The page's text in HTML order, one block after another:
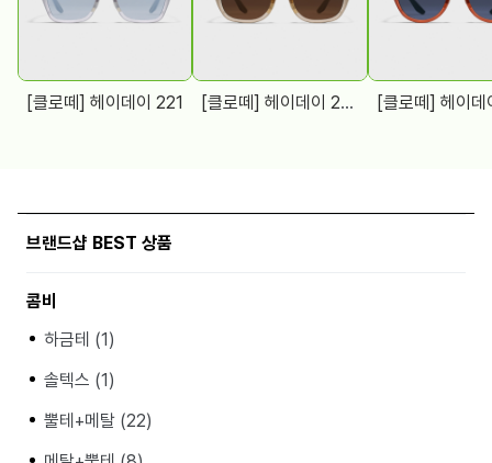
[클로떼] 헤이데이 221 [클로떼] 헤이데이 223
브랜드샵 BEST 상품
콤비
하금테 (1)
솔텍스 (1)
뿔테+메탈 (22)